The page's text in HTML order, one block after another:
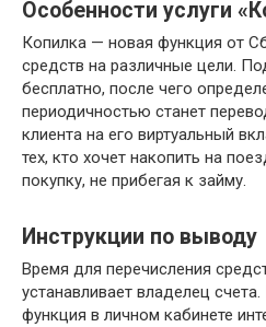
Особенности услуги
Копилка — новая функция от
средств на различные цели.
бесплатно, после чего
периодичностью станет
клиента на его виртуальный
тех, кто хочет накопить на
покупку, не прибегая к займу.
Инструкции по выводу
Время для перечисления
устанавливает владелец
функция в личном кабинете